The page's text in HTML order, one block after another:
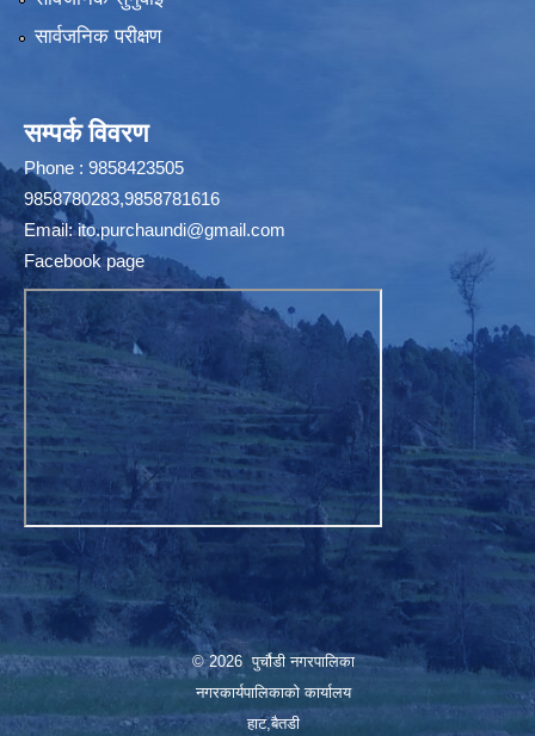
सार्वजनिक परीक्षण
सम्पर्क विवरण
Phone : 9858423505
9858780283,9858781616
Email:ito.purchaundi@gmail.com
Facebook page
© 2026 पुर्चौडी नगरपालिका
नगरकार्यपालिकाकाे कार्यालय
हाट,बैतडी